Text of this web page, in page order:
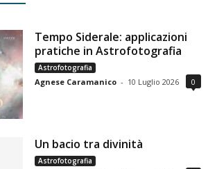
Tempo Siderale: applicazioni
pratiche in Astrofotografia
Astrofotografia
Agnese Caramanico - 10 Luglio 2026 0
Un bacio tra divinità
Astrofotografia